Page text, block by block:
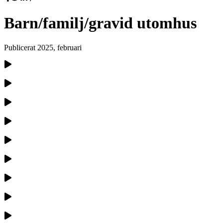
Barn/familj/gravid utomhus
Publicerat 2025, februari